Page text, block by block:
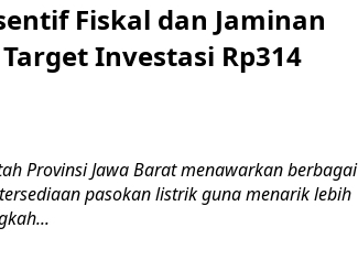
Fiskal dan Jaminan
Investasi Rp314
Provinsi Jawa Barat menawarkan berbagai
pasokan listrik guna menarik lebih